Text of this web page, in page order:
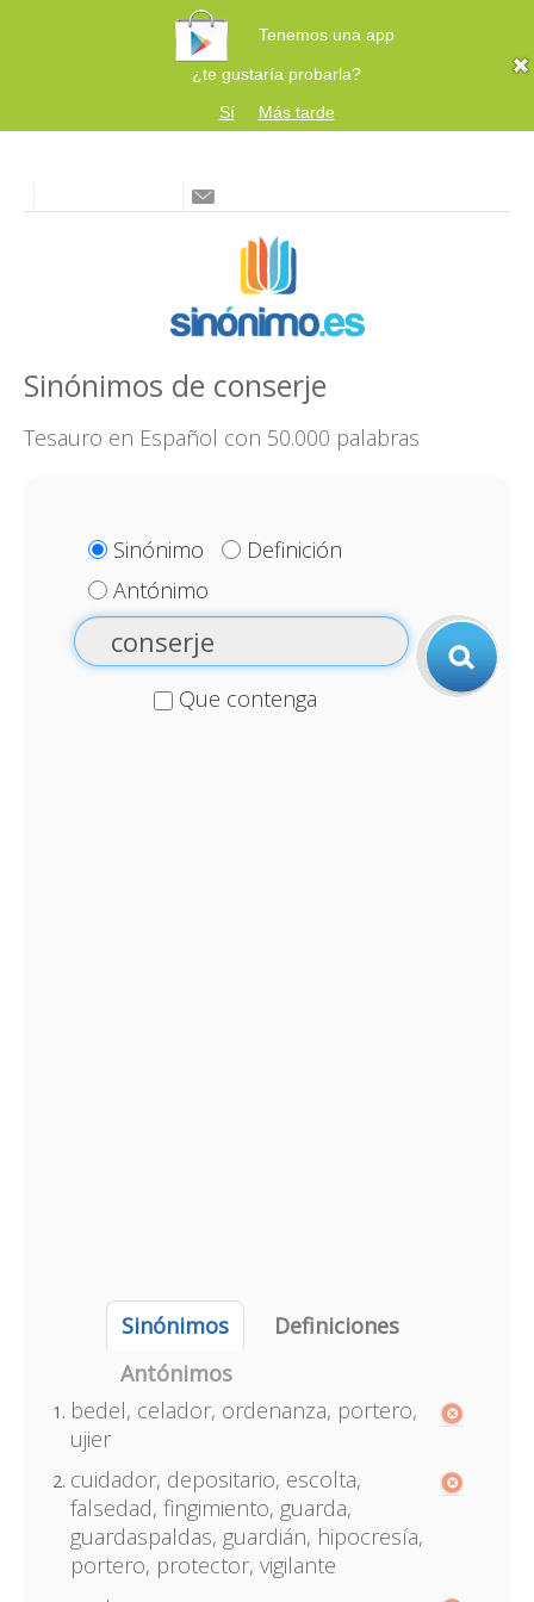
Tenemos una app
¿te gustaría probarla?
Sí
Más tarde
Sinónimos de conserje
Tesauro en Español con 50.000 palabras
Sinónimo
Definición
Antónimo
Que contenga
Sinónimos
Definiciones
Antónimos
bedel, celador, ordenanza, portero,
ujier
cuidador, depositario, escolta,
falsedad, fingimiento, guarda,
guardaspaldas, guardián, hipocresía,
portero, protector, vigilante